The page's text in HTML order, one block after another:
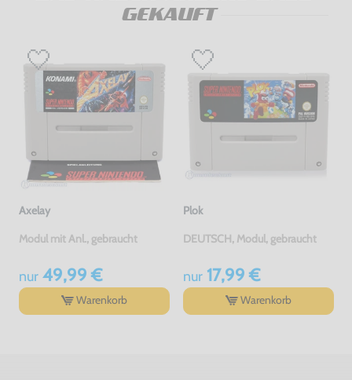
GEKAUFT
Axelay
Modul mit Anl., gebraucht
nur49,99 €
Warenkorb
Plok
DEUTSCH, Modul, gebraucht
nur17,99 €
Warenkorb